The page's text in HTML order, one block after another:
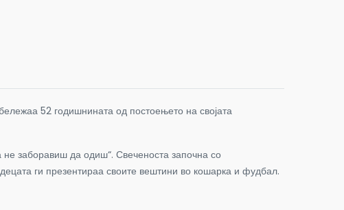
52 годишнината од постоењето на својата
не заборавиш да одиш“. Свеченоста започна со
ги презентираа своите вештини во кошарка и фудбал.